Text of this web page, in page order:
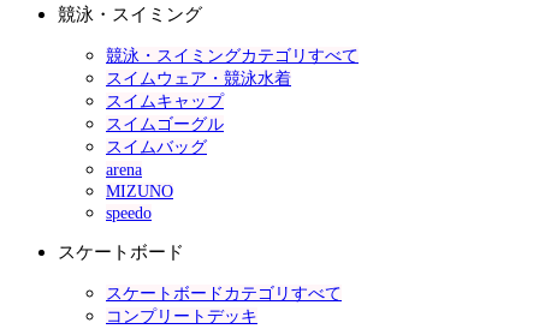
競泳・スイミング
競泳・スイミングカテゴリすべて
スイムウェア・競泳水着
スイムキャップ
スイムゴーグル
スイムバッグ
arena
MIZUNO
speedo
スケートボード
スケートボードカテゴリすべて
コンプリートデッキ